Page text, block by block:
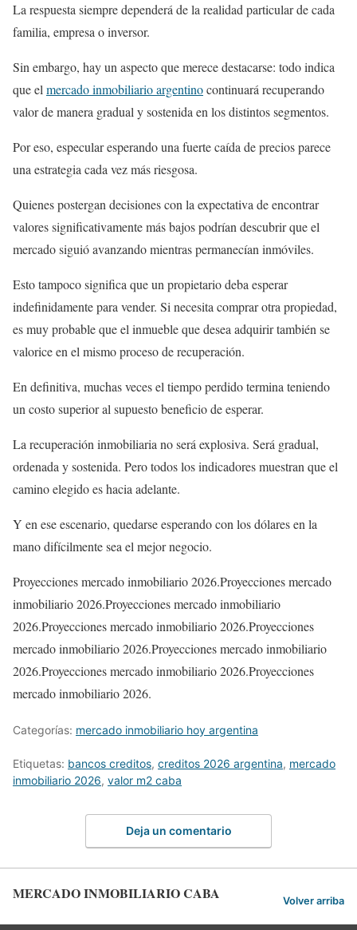
La respuesta siempre dependerá de la realidad particular de cada
familia, empresa o inversor.
Sin embargo, hay un aspecto que merece destacarse: todo indica
que el mercado inmobiliario argentinocontinuará recuperando
valor de manera gradual y sostenida en los distintos segmentos.
Por eso, especular esperando una fuerte caída de precios parece
una estrategia cada vez más riesgosa.
Quienes postergan decisiones con la expectativa de encontrar
valores significativamente más bajos podrían descubrir que el
mercado siguió avanzando mientras permanecían inmóviles.
Esto tampoco significa que un propietario deba esperar
indefinidamente para vender. Si necesita comprar otra propiedad,
es muy probable que el inmueble que desea adquirir también se
valorice en el mismo proceso de recuperación.
En definitiva, muchas veces el tiempo perdido termina teniendo
un costo superior al supuesto beneficio de esperar.
La recuperación inmobiliaria no será explosiva. Será gradual,
ordenada y sostenida. Pero todos los indicadores muestran que el
camino elegido es hacia adelante.
Y en ese escenario, quedarse esperando con los dólares en la
mano difícilmente sea el mejor negocio.
Proyecciones mercado inmobiliario 2026.Proyecciones mercado
inmobiliario 2026.Proyecciones mercado inmobiliario
2026.Proyecciones mercado inmobiliario 2026.Proyecciones
mercado inmobiliario 2026.Proyecciones mercado inmobiliario
2026.Proyecciones mercado inmobiliario 2026.Proyecciones
mercado inmobiliario 2026.
Categorías: mercado inmobiliario hoy argentina
Etiquetas: bancos creditos, creditos 2026 argentina, mercado
inmobiliario 2026, valor m2 caba
Deja un comentario
MERCADO INMOBILIARIO CABA Volver arriba